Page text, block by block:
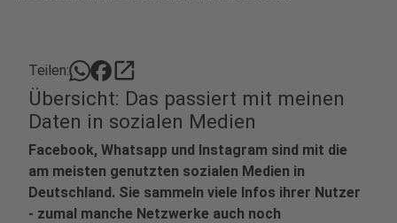
Teilen: open_in_new
Übersicht: Das passiert mit meinen
Daten in sozialen Medien
Facebook, Whatsapp und Instagram sind mit die
am meisten genutzten sozialen Medien in
Deutschland. Sie sammeln viele Infos ihrer Nutzer
- zumal manche Netzwerke auch noch